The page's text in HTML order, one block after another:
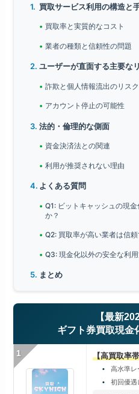
買取サービス利用の構造と
買取率と実質的なコスト
業者の種類と信頼性の問題
ユーザーが直面する主要な
詐欺と個人情報流出のリスク
アカウント停止の可能性
法的・倫理的な側面
資金決済法との関連
利用が推奨されない理由
よくある質問
Q1: ビットキャッシュの現
か？
Q2: 買取率が高い業者は信
Q3: 現金化以外の安全な利
まとめ
【最新
ギフト券買取現金
1 【高買取率
高水準レ
初回優遇